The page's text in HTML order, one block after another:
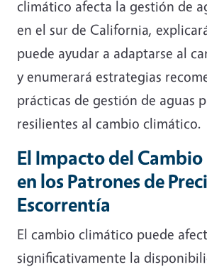
climático afecta la gestión de
en el sur de California,
puede ayudar a adaptarse al
y enumerará estrategias
prácticas de gestión de aguas
resilientes al cambio climático.
El Impacto del
en los Patrones de
Escorrentía
El cambio climático puede
significativamente la